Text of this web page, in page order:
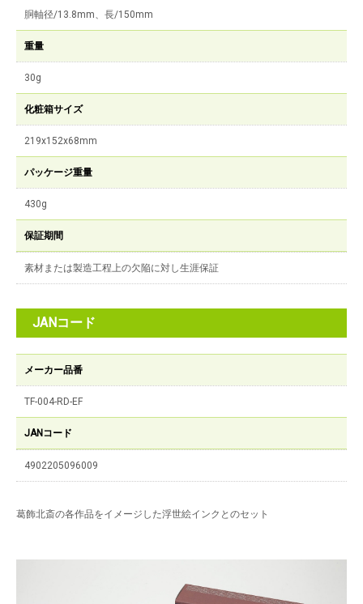
胴軸径/13.8mm、長/150mm
重量
30g
化粧箱サイズ
219x152x68mm
パッケージ重量
430g
保証期間
素材または製造工程上の欠陥に対し生涯保証
JANコード
メーカー品番
TF-004-RD-EF
JANコード
4902205096009
葛飾北斎の各作品をイメージした浮世絵インクとのセット